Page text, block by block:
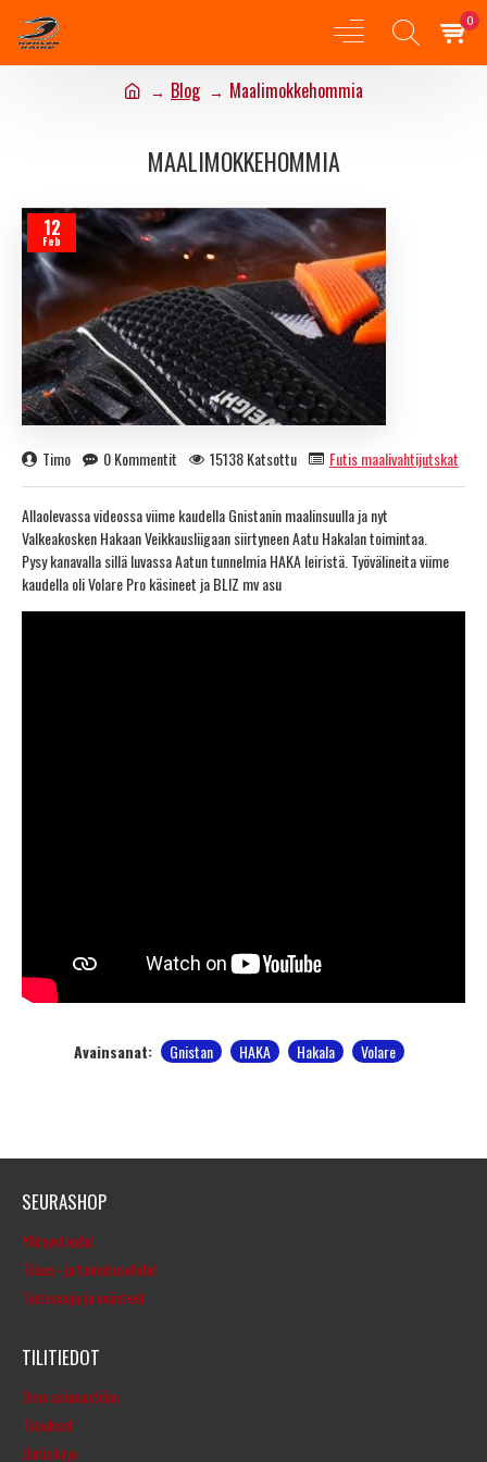
0
Blog Maalimokkehommia
MAALIMOKKEHOMMIA
12
Feb
Timo 0 Kommentit 15138 Katsottu Futis maalivahtijutskat
Allaolevassa videossa viime kaudella Gnistanin maalinsuulla ja nyt
Valkeakosken Hakaan Veikkausliigaan siirtyneen Aatu Hakalan toimintaa.
Pysy kanavalla sillä luvassa Aatun tunnelmia HAKA leiristä. Työvälineita viime
kaudella oli Volare Pro käsineet ja BLIZ mv asu
Avainsanat: Gnistan HAKA Hakala Volare
SEURASHOP
Yhteystiedot
Tilaus- ja toimitusehdot
Tietosuoja ja evästeet
TILITIEDOT
Oma asiakastilini
Tilaukset
Uutiskirje